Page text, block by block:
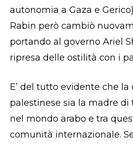
autonomia a Gaza e
Rabin però cambiò
portando al governo Ariel
ripresa delle ostilità con i
E’ del tutto evidente che la
palestinese sia la madre
nel mondo arabo e tra
comunità internazionale.